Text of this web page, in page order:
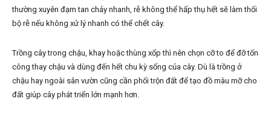
thường xuyên đạm tan chảy nhanh, rễ không thể hấp thụ hết sẽ làm thối
bộ rễ nếu không xử lý nhanh có thể chết cây.
Trồng cây trong chậu, khay hoặc thùng xốp thì nên chọn cỡ to để đỡ tốn
công thay chậu và dùng đến hết chu kỳ sống của cây. Dù là trồng ở
chậu hay ngoài sân vườn cũng cần phối trộn đất để tạo đồ màu mỡ cho
đất giúp cây phát triển lớn mạnh hơn.